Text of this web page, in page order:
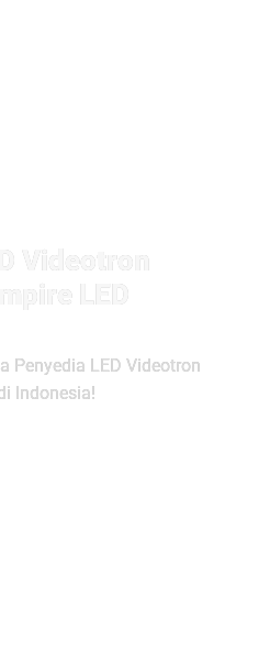
Videotron
LED
Penyedia LED Videotron
Indonesia!